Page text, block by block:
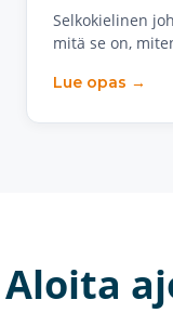
Selkokielinen
mitä se on,
Lue opas →
Aloita